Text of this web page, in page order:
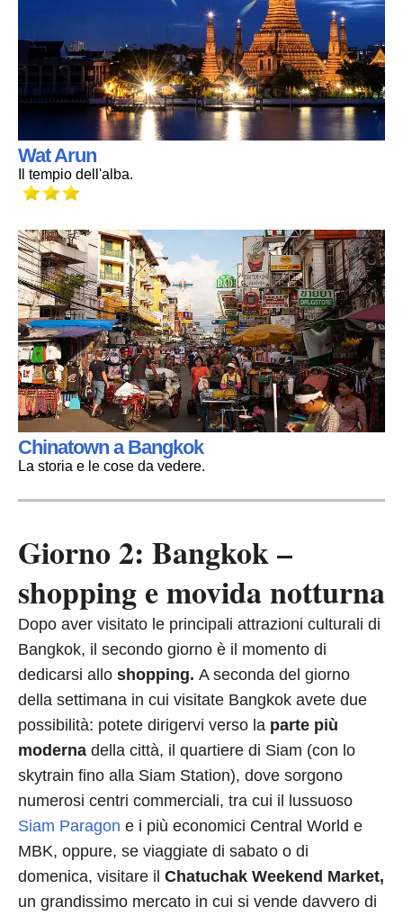
Wat Arun
Il tempio dell'alba.
Chinatown a Bangkok
La storia e le cose da vedere.
Giorno 2: Bangkok –
shopping e movida notturna
Dopo aver visitato le principali attrazioni culturali di
Bangkok, il secondo giorno è il momento di
dedicarsi allo shopping. A seconda del giorno
della settimana in cui visitate Bangkok avete due
possibilità: potete dirigervi verso la parte più
moderna della città, il quartiere di Siam (con lo
skytrain fino alla Siam Station), dove sorgono
numerosi centri commerciali, tra cui il lussuoso
Siam Paragon e i più economici Central World e
MBK, oppure, se viaggiate di sabato o di
domenica, visitare il Chatuchak Weekend Market,
un grandissimo mercato in cui si vende davvero di